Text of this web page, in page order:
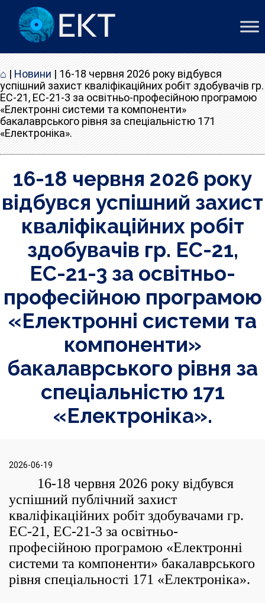
⌂ | Новини | 16-18 червня 2026 року відбувся
успішний захист кваліфікаційних робіт здобувачів гр.
ЕС-21, ЕС-21-3 за освітньо-професійною програмою
«Електронні системи та компоненти»
бакалаврського рівня за спеціальністю 171
«Електроніка».
16-18 червня 2026 року
відбувся успішний захист
кваліфікаційних робіт
здобувачів гр. ЕС-21,
ЕС-21-3 за освітньо-
професійною програмою
«Електронні системи та
компоненти»
бакалаврського рівня за
спеціальністю 171
«Електроніка».
2026-06-19
16-18 червня 2026 року відбувся
успішний публічний захист
кваліфікаційних робіт здобувачами гр.
ЕС-21, ЕС-21-3 за освітньо-
професійною програмою «Електронні
системи та компоненти» бакалаврського
рівня спеціальності 171 «Електроніка».